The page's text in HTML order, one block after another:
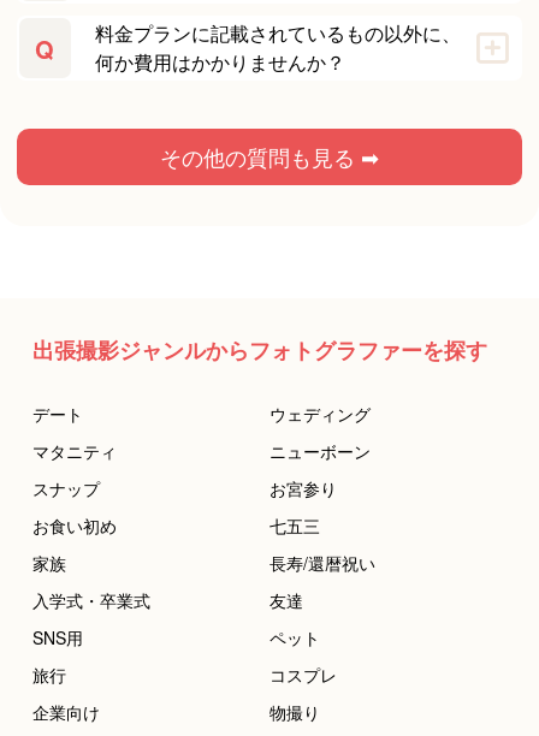
Q
料金プランに記載されているもの以外に、
何か費用はかかりませんか？
その他の質問も見る ➡
出張撮影ジャンルからフォトグラファーを探す
デート
ウェディング
マタニティ
ニューボーン
スナップ
お宮参り
お食い初め
七五三
家族
長寿/還暦祝い
入学式・卒業式
友達
SNS用
ペット
旅行
コスプレ
企業向け
物撮り